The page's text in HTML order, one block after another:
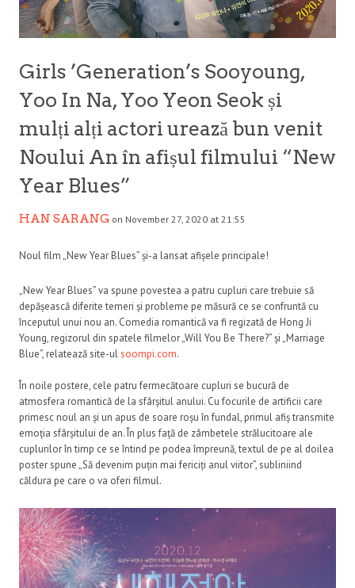
Girls ’Generation’s Sooyoung,
Yoo In Na, Yoo Yeon Seok și
mulți alți actori urează bun venit
Noului An în afișul filmului “New
Year Blues”
HAN SARANG on November 27, 2020 at 21:55
Noul film „New Year Blues” și-a lansat afișele principale!
„New Year Blues” va spune povestea a patru cupluri care trebuie să
depășească diferite temeri și probleme pe măsură ce se confruntă cu
începutul unui nou an. Comedia romantică va fi regizată de Hong Ji
Young, regizorul din spatele filmelor „Will You Be There?” și „Marriage
Blue”, relatează site-ulsoompi.com.
În noile postere, cele patru fermecătoare cupluri se bucură de
atmosfera romantică de la sfârșitul anului. Cu focurile de artificii care
primesc noul an și un apus de soare roșu în fundal, primul afiș transmite
emoția sfârșitului de an. În plus față de zâmbetele strălucitoare ale
cuplurilor în timp ce se întind pe podea împreună, textul de pe al doilea
poster spune „Să devenim puțin mai fericiți anul viitor”, subliniind
căldura pe care o va oferi filmul.